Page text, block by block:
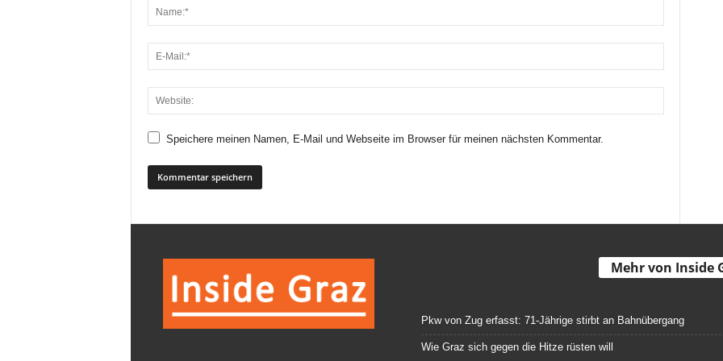
Speichere meinen Namen, E-Mail und Webseite im Browser für meinen nächsten Kommentar.
Mehr von Inside
Pkw von Zug erfasst: 71-Jährige stirbt an Bahnübergang
Wie Graz sich gegen die Hitze rüsten will